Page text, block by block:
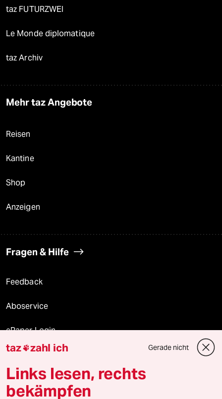
taz FUTURZWEI
Le Monde diplomatique
taz Archiv
Mehr taz Angebote
Reisen
Kantine
Shop
Anzeigen
Fragen & Hilfe
Feedback
Aboservice
ePaper Login
Downloads für Abonnierende
taz zahl ich Gerade nicht
Links lesen, rechts
bekämpfen